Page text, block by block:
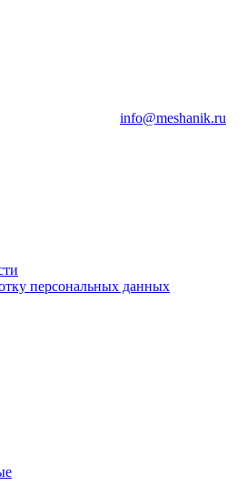
info@meshanik.ru
персональных данных